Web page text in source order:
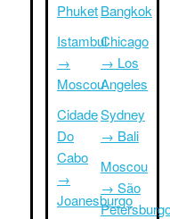
Phuket
Istambul
→
Moscou
Cidade
Do
Cabo
→
Joanesburgo
Bangkok
Chicago
→ Los
Angeles
Sydney
→ Bali
Moscou
→ São